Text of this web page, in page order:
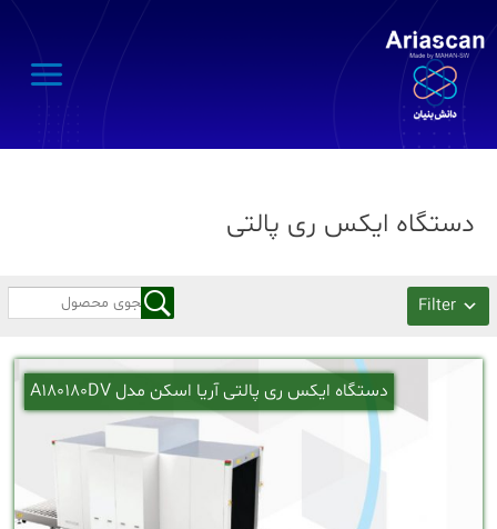
Main
دستگاه ایکس ری پالتی
Filter
دستگاه ایکس ری پالتی آریا اسکن مدل A180180DV